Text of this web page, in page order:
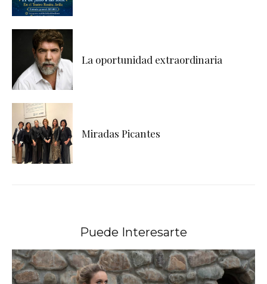
La oportunidad extraordinaria
Miradas Picantes
Puede Interesarte